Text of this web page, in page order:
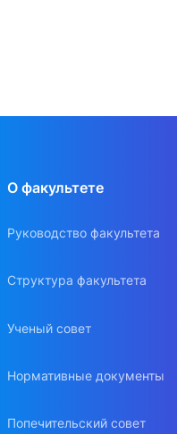
О факультете
Руководство факультета
Структура факультета
Ученый совет
Нормативные документы
Попечительский совет